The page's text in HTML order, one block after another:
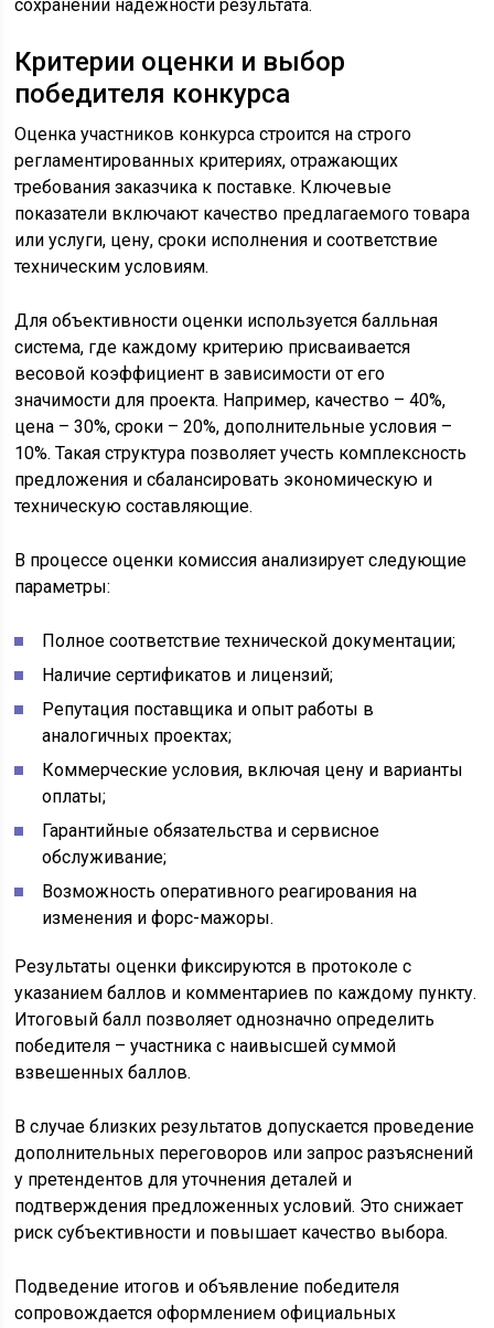
сохранении надёжности результата.
Критерии оценки и выбор
победителя конкурса
Оценка участников конкурса строится на строго
регламентированных критериях, отражающих
требования заказчика к поставке. Ключевые
показатели включают качество предлагаемого товара
или услуги, цену, сроки исполнения и соответствие
техническим условиям.
Для объективности оценки используется балльная
система, где каждому критерию присваивается
весовой коэффициент в зависимости от его
значимости для проекта. Например, качество – 40%,
цена – 30%, сроки – 20%, дополнительные условия –
10%. Такая структура позволяет учесть комплексность
предложения и сбалансировать экономическую и
техническую составляющие.
В процессе оценки комиссия анализирует следующие
параметры:
Полное соответствие технической документации;
Наличие сертификатов и лицензий;
Репутация поставщика и опыт работы в
аналогичных проектах;
Коммерческие условия, включая цену и варианты
оплаты;
Гарантийные обязательства и сервисное
обслуживание;
Возможность оперативного реагирования на
изменения и форс-мажоры.
Результаты оценки фиксируются в протоколе с
указанием баллов и комментариев по каждому пункту.
Итоговый балл позволяет однозначно определить
победителя – участника с наивысшей суммой
взвешенных баллов.
В случае близких результатов допускается проведение
дополнительных переговоров или запрос разъяснений
у претендентов для уточнения деталей и
подтверждения предложенных условий. Это снижает
риск субъективности и повышает качество выбора.
Подведение итогов и объявление победителя
сопровождается оформлением официальных